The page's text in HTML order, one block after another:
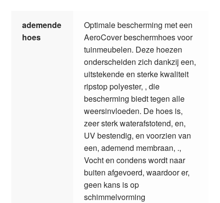
ademende
hoes
Optimale bescherming met een
AeroCover beschermhoes voor
tuinmeubelen. Deze hoezen
onderscheiden zich dankzij een,
uitstekende en sterke kwaliteit
ripstop polyester, , die
bescherming biedt tegen alle
weersinvloeden. De hoes is,
zeer sterk waterafstotend, en,
UV bestendig, en voorzien van
een, ademend membraan, .,
Vocht en condens wordt naar
buiten afgevoerd, waardoor er,
geen kans is op
schimmelvorming